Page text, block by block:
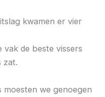
kwamen er vier
vak de beste vissers
zat.
we genoegen